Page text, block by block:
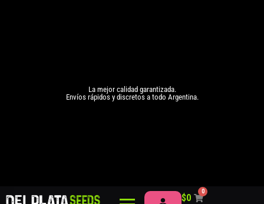
La mejor calidad garantizada.
Envíos rápidos y discretos a todo Argentina.
$0
0